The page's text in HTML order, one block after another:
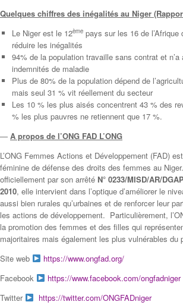
Quelques chiffres des inégalités au Niger
Le Niger est le 12èmepays sur les 16 de l’Afrique
réduire les inégalités
94% de la population travaille sans contrat et n’a
indemnités de maladie
Plus de 80% de la population dépend de
mais seul 31 % vit réellement du secteur
Les 10 % les plus aisés concentrent 43 % des
% les plus pauvres ne retiennent que 17 %.
— A propos de l’ONG FAD L’ONG
L’ONG Femmes Actions et Développement (FAD)
féminine de défense des droits des femmes au
officiellement par son arrêté N° 0233/MISD/AR/
2010, elle intervient dans l’optique d’améliorer le
aussi bien rurales qu’urbaines et de renforcer leur
les actions de développement. Particulièrement,
la promotion des femmes et des filles qui
majoritaires mais également les plus vulnérables du
Site web
https://www.ongfad.org/
Facebook
https://www.facebook.com/ongfadniger
Twitter
https://twitter.com/ONGFADniger